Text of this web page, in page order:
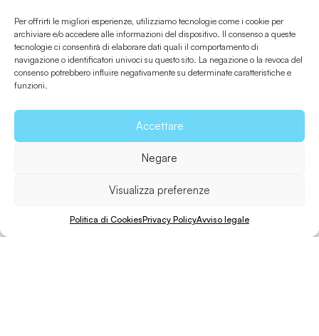
Per offrirti le migliori esperienze, utilizziamo tecnologie come i cookie per
archiviare e/o accedere alle informazioni del dispositivo. Il consenso a queste
tecnologie ci consentirà di elaborare dati quali il comportamento di
navigazione o identificatori univoci su questo sito. La negazione o la revoca del
consenso potrebbero influire negativamente su determinate caratteristiche e
funzioni.
Accettare
Negare
Visualizza preferenze
Politica di CookiesPrivacy PolicyAvviso legale
Informazioni utili
Come arrivare?
Invia ad un amico